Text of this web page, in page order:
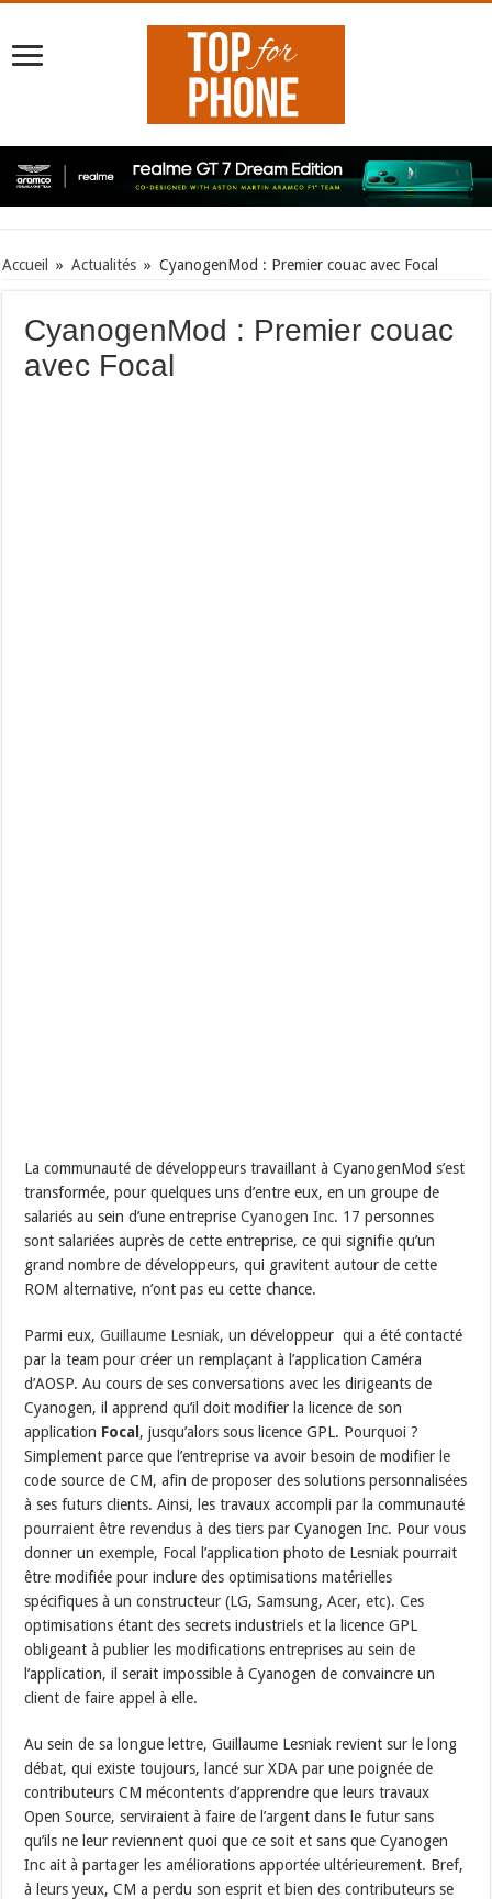
Accueil » Actualités » CyanogenMod : Premier couac avec Focal
CyanogenMod : Premier couac
avec Focal
La communauté de développeurs travaillant à CyanogenMod s’est
transformée, pour quelques uns d’entre eux, en un groupe de
salariés au sein d’une entrepriseCyanogen Inc. 17 personnes
sont salariées auprès de cette entreprise, ce qui signifie qu’un
grand nombre de développeurs, qui gravitent autour de cette
ROM alternative, n’ont pas eu cette chance.
Parmi eux,Guillaume Lesniak, un développeur qui a été contacté
par la team pour créer un remplaçant à l’application Caméra
d’AOSP. Au cours de ses conversations avec les dirigeants de
Cyanogen, il apprend qu’il doit modifier la licence de son
application Focal , jusqu’alors sous licence GPL. Pourquoi ?
Simplement parce que l’entreprise va avoir besoin de modifier le
code source de CM, afin de proposer des solutions personnalisées
à ses futurs clients. Ainsi, les travaux accompli par la communauté
pourraient être revendus à des tiers par Cyanogen Inc. Pour vous
donner un exemple, Focal l’application photo de Lesniak pourrait
être modifiée pour inclure des optimisations matérielles
spécifiques à un constructeur (LG, Samsung, Acer, etc). Ces
optimisations étant des secrets industriels et la licence GPL
obligeant à publier les modifications entreprises au sein de
l’application, il serait impossible à Cyanogen de convaincre un
client de faire appel à elle.
Au sein de sa longue lettre, Guillaume Lesniak revient sur le long
débat, qui existe toujours, lancé sur XDA par une poignée de
contributeurs CM mécontents d’apprendre que leurs travaux
Open Source, serviraient à faire de l’argent dans le futur sans
qu’ils ne leur reviennent quoi que ce soit et sans que Cyanogen
Inc ait à partager les améliorations apportée ultérieurement. Bref,
à leurs yeux, CM a perdu son esprit et bien des contributeurs se